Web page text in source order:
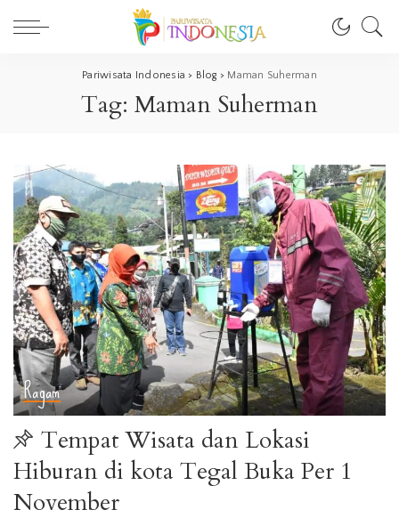
Pariwisata Indonesia > Blog > Maman Suherman
Tag: Maman Suherman
Ragam
Tempat Wisata dan Lokasi
Hiburan di kota Tegal Buka Per 1
November